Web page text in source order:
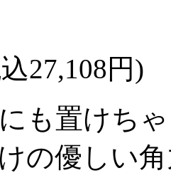
27,108円)
も置けち
の優しい